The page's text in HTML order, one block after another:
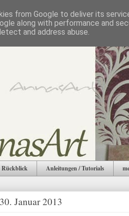
Rückblick Anleitungen / Tutorials
Januar 2013
from Google to deliver its
along with performance and
and address abuse.